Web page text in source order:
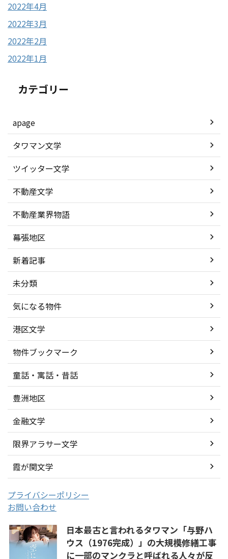
2022年4月
2022年3月
2022年2月
2022年1月
カテゴリー
apage
タワマン文学
ツイッター文学
不動産文学
不動産業界物語
幕張地区
新着記事
未分類
気になる物件
港区文学
物件ブックマーク
童話・寓話・昔話
豊洲地区
金融文学
限界アラサー文学
霞が関文学
プライバシーポリシー
お問い合わせ
日本最古と言われるタワマン「与野ハ
ウス（1976完成）」の大規模修繕工事
に一部のマンクラと呼ばれる人々が反